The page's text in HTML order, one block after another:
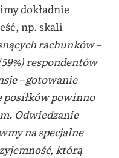
dokładnie
np. skali
rachunków –
respondentów
– gotowanie
posiłków powinno
Odwiedzanie
na specjalne
którą